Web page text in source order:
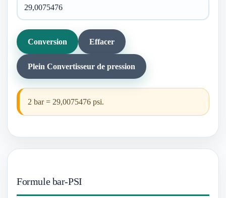
Conversion Effacer
Plein Convertisseur de pression
2 bar = 29,0075476 psi.
Formule bar-PSI